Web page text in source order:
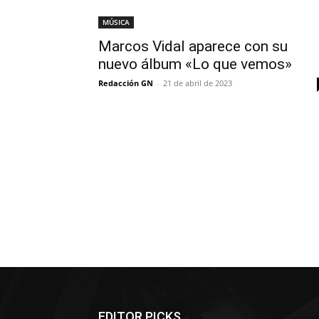
MÚSICA
Marcos Vidal aparece con su
nuevo álbum «Lo que vemos»
Redacción GN - 21 de abril de 2023